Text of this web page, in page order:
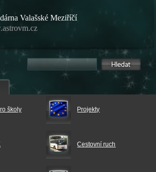
Valašské Meziříčí
školy Projekty
Cestovní ruch